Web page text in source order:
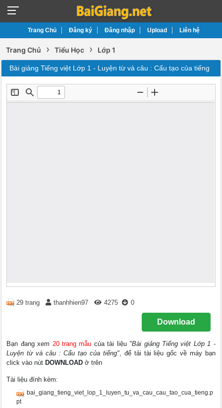
Trang Chủ Đăng ký Đăng nhập Upload Liên hệ
Trang Chủ › Tiểu Học › Lớp 1
Bài giảng Tiếng việt Lớp 1 - Luyện từ và câu : Cấu tạo của tiếng
29 trang thanhhien97 4275 0
Download
Bạn đang xem 20 trang mẫu của tài liệu "Bài giảng Tiếng việt Lớp 1 -
Luyện từ và câu : Cấu tạo của tiếng", để tải tài liệu gốc về máy bạn
click vào nút DOWNLOAD ở trên
Tài liệu đính kèm:
bai_giang_tieng_viet_lop_1_luyen_tu_va_cau_cau_tao_cua_tieng.p
pt